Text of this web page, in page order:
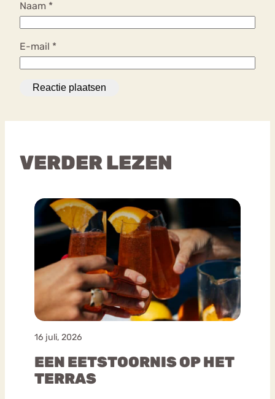
Naam *
E-mail *
VERDER LEZEN
16 juli, 2026
EEN EETSTOORNIS OP HET
TERRAS